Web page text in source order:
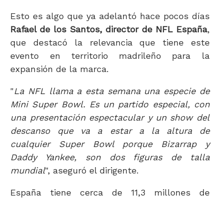
Esto es algo que ya adelantó hace pocos días
Rafael de los Santos, director de NFL España,
que destacó la relevancia que tiene este
evento en territorio madrileño para la
expansión de la marca.
"La NFL llama a esta semana una especie de
Mini Super Bowl. Es un partido especial, con
una presentación espectacular y un show del
descanso que va a estar a la altura de
cualquier Super Bowl porque Bizarrap y
Daddy Yankee, son dos figuras de talla
mundial", aseguró el dirigente.
España tiene cerca de 11,3 millones de